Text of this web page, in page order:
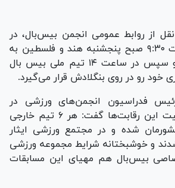
از روابط عمومی انجمن بیس‌بال، در
نخستین دیدار ساعت ۹:۳۰ صبح پنجشنبه هند و فلسطین به
مصاف هم می‌روند و سپس در ساعت ۱۴ تیم ملی بیس بال
خود رو در روی بنگلادش قرار می‌گیرد.
فدراسیون انجمن‌های ورزشی در
خصوص آخرین وضعیت این رقابت‌ها گفت: هر ۶ تیم خارجی
شده و‌ در مجتمع ورزشی ایثار
و خوشبختانه شرایط مجموعه ورزشی
بیس‌بال هم مهیای این مسابقات